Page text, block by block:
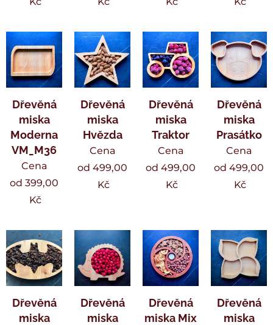
Dřevěná
miska
Moderna
VM_M36
Cena
od 399,00
Kč
Dřevěná
miska
Hvězda
Cena
od 499,00
Kč
Dřevěná
miska
Traktor
Cena
od 499,00
Kč
Dřevěná
miska
Prasátko
Cena
od 499,00
Kč
Dřevěná
miska
Dřevěná
miska
Dřevěná
miska Mix
Dřevěná
miska